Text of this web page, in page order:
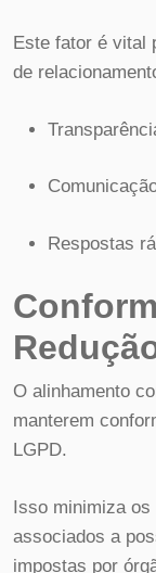
Este fator é vital
de
Respostas
O alinhamento
manterem
LGPD.
Isso minimiza
associados a
impostas por